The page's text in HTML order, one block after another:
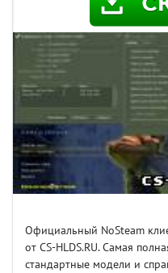
Официальный NoSteam
от CS-HLDS.RU. Самая
стандартные модели и